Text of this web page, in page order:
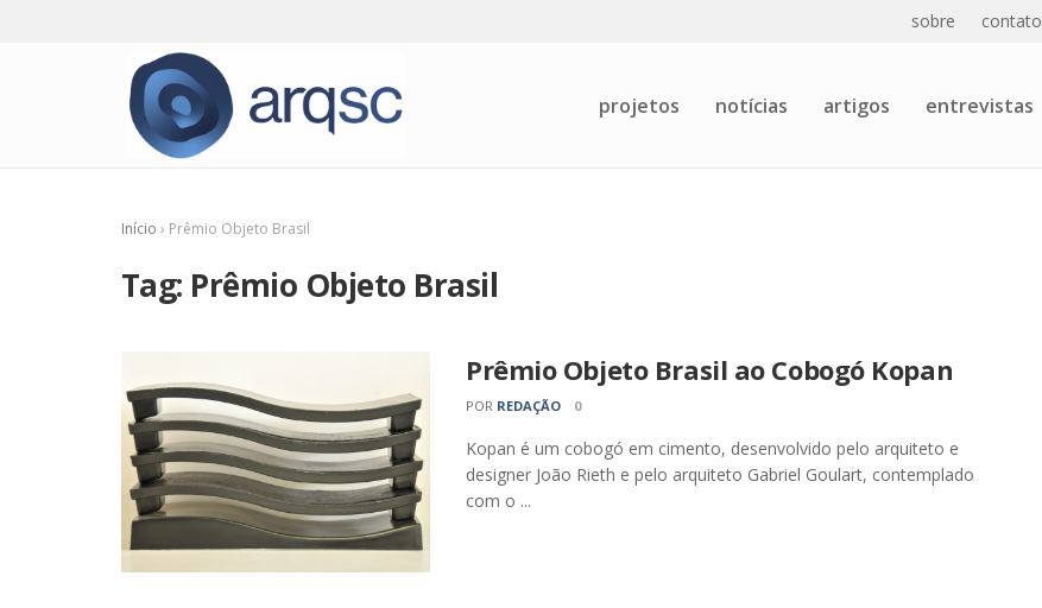
sobre contato
projetos notícias artigos entrevistas
Início › Prêmio Objeto Brasil
Tag: Prêmio Objeto Brasil
Prêmio Objeto Brasil ao Cobogó Kopan
POR REDAÇÃO 0
Kopan é um cobogó em cimento, desenvolvido pelo arquiteto e
designer João Rieth e pelo arquiteto Gabriel Goulart, contemplado
com o ...